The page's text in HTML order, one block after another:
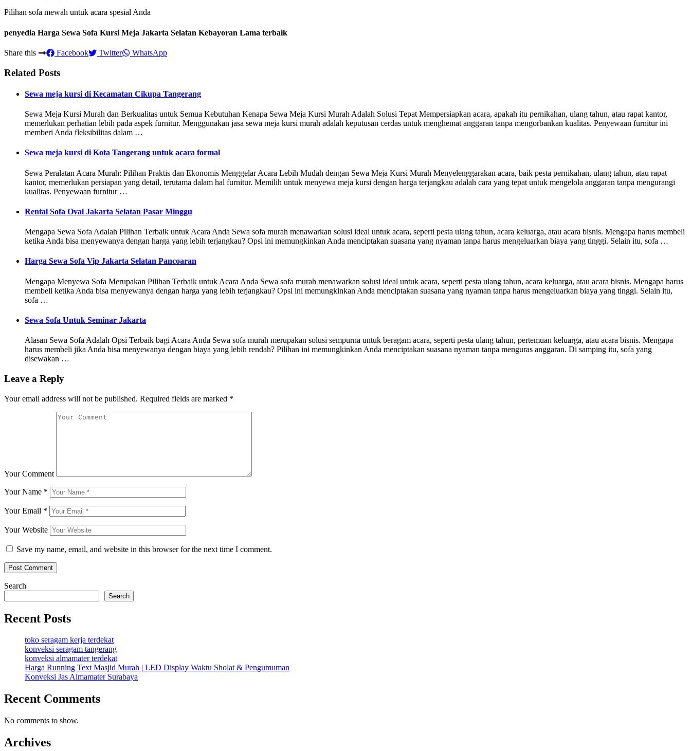
Pilihan sofa mewah untuk acara spesial Anda
penyedia Harga Sewa Sofa Kursi Meja Jakarta Selatan Kebayoran Lama terbaik
Share this Facebook Twitter WhatsApp
Related Posts
Sewa meja kursi di Kecamatan Cikupa Tangerang
Sewa Meja Kursi Murah dan Berkualitas untuk Semua Kebutuhan Kenapa Sewa Meja Kursi Murah Adalah Solusi Tepat Mempersiapkan acara, apakah itu pernikahan, ulang tahun, atau rapat kantor,
memerlukan perhatian lebih pada aspek furnitur. Menggunakan jasa sewa meja kursi murah adalah keputusan cerdas untuk menghemat anggaran tanpa mengorbankan kualitas. Penyewaan furnitur ini
memberi Anda fleksibilitas dalam …
Sewa meja kursi di Kota Tangerang untuk acara formal
Sewa Peralatan Acara Murah: Pilihan Praktis dan Ekonomis Menggelar Acara Lebih Mudah dengan Sewa Meja Kursi Murah Menyelenggarakan acara, baik pesta pernikahan, ulang tahun, atau rapat
kantor, memerlukan persiapan yang detail, terutama dalam hal furnitur. Memilih untuk menyewa meja kursi dengan harga terjangkau adalah cara yang tepat untuk mengelola anggaran tanpa mengurangi
kualitas. Penyewaan furnitur …
Rental Sofa Oval Jakarta Selatan Pasar Minggu
Mengapa Sewa Sofa Adalah Pilihan Terbaik untuk Acara Anda Sewa sofa murah menawarkan solusi ideal untuk acara, seperti pesta ulang tahun, acara keluarga, atau acara bisnis. Mengapa harus membeli
ketika Anda bisa menyewanya dengan harga yang lebih terjangkau? Opsi ini memungkinkan Anda menciptakan suasana yang nyaman tanpa harus mengeluarkan biaya yang tinggi. Selain itu, sofa …
Harga Sewa Sofa Vip Jakarta Selatan Pancoaran
Mengapa Menyewa Sofa Merupakan Pilihan Terbaik untuk Acara Anda Sewa sofa murah menawarkan solusi ideal untuk acara, seperti pesta ulang tahun, acara keluarga, atau acara bisnis. Mengapa harus
membeli ketika Anda bisa menyewanya dengan harga yang lebih terjangkau? Opsi ini memungkinkan Anda menciptakan suasana yang nyaman tanpa harus mengeluarkan biaya yang tinggi. Selain itu,
sofa …
Sewa Sofa Untuk Seminar Jakarta
Alasan Sewa Sofa Adalah Opsi Terbaik bagi Acara Anda Sewa sofa murah merupakan solusi sempurna untuk beragam acara, seperti pesta ulang tahun, pertemuan keluarga, atau acara bisnis. Mengapa
harus membeli jika Anda bisa menyewanya dengan biaya yang lebih rendah? Pilihan ini memungkinkan Anda menciptakan suasana nyaman tanpa menguras anggaran. Di samping itu, sofa yang
disewakan …
Leave a Reply
Your email address will not be published. Required fields are marked *
Your Comment
Your Name *
Your Email *
Your Website
Save my name, email, and website in this browser for the next time I comment.
Search
Search
Recent Posts
toko seragam kerja terdekat
konveksi seragam tangerang
konveksi almamater terdekat
Harga Running Text Masjid Murah | LED Display Waktu Sholat & Pengumuman
Konveksi Jas Almamater Surabaya
Recent Comments
No comments to show.
Archives